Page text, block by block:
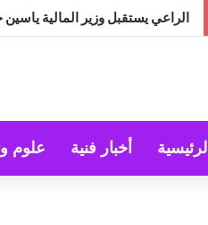
الراعي يستقبل وزير المالية
الرئيسية أخبار فنية علوم